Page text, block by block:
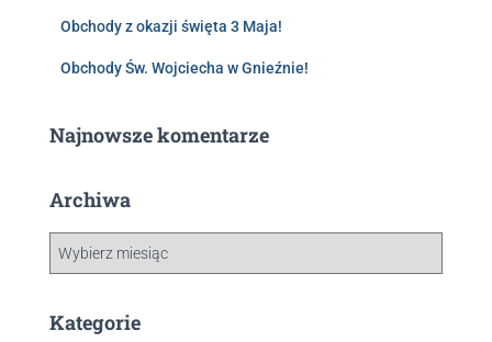
Obchody z okazji święta 3 Maja!
Obchody Św. Wojciecha w Gnieźnie!
Najnowsze komentarze
Archiwa
Kategorie